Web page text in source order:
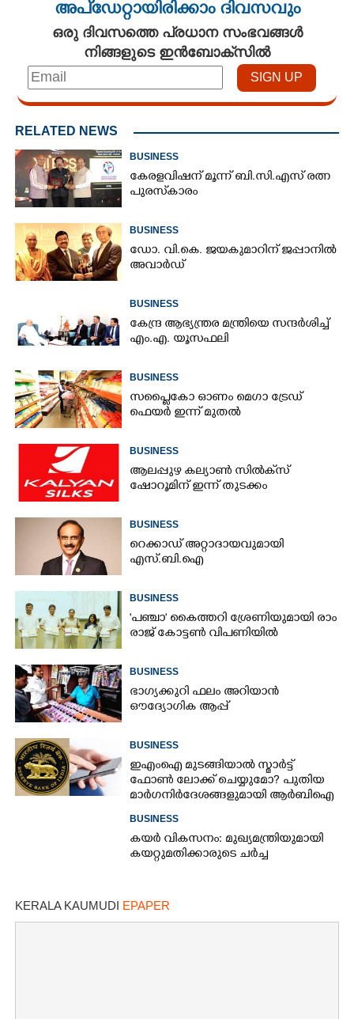
അപ്ഡേറ്റായിരിക്കാം ദിവസവും
ഒരു ദിവസത്തെ പ്രധാന സംഭവങ്ങൾ
നിങ്ങളുടെ ഇൻബോക്സിൽ
RELATED NEWS
BUSINESS
കേരളവിഷന് മൂന്ന് ബി.സി.എസ് രത്ന
പുരസ്‌കാരം
BUSINESS
ഡോ. വി.കെ. ജയകുമാറിന് ജപ്പാനിൽ
അവാർഡ്
BUSINESS
കേന്ദ്ര ആഭ്യന്ത്രര മന്ത്രിയെ സന്ദർശിച്ച്
എം.എ. യൂസഫലി
BUSINESS
സപ്ലൈകോ ഓണം മെഗാ ട്രേഡ്
ഫെയർ ഇന്ന് മുതൽ
BUSINESS
ആലപ്പുഴ കല്യാൺ സിൽക്‌സ്
ഷോറൂമിന് ഇന്ന് തുടക്കം
BUSINESS
റെക്കാഡ് അറ്റാദായവുമായി
എസ്.ബി.ഐ
BUSINESS
'​പ​ഞ്ചാ​'​ ​കൈ​ത്ത​റി​ ​ശ്രേ​ണി​യു​മാ​യി​ ​രാം​
രാ​ജ് ​കോ​ട്ടൺ വിപണിയിൽ
BUSINESS
ഭാഗ്യക്കുറി ഫലം അറിയാൻ
ഔദ്യോഗിക ആപ്പ്
BUSINESS
ഇഎംഐ മുടങ്ങിയാൽ സ്മാർട്ട്
ഫോൺ ലോക്ക് ചെയ്യുമോ? പുതിയ
മാർഗനിർദേശങ്ങളുമായി ആർബിഐ
BUSINESS
കയർ വികസനം: മുഖ്യമന്ത്രിയുമായി
കയറ്റുമതിക്കാരുടെ ചർച്ച
KERALA KAUMUDI EPAPER